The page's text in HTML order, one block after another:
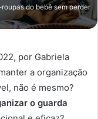
do bebê sem perder
por Gabriela
a organização
não é mesmo?
o guarda